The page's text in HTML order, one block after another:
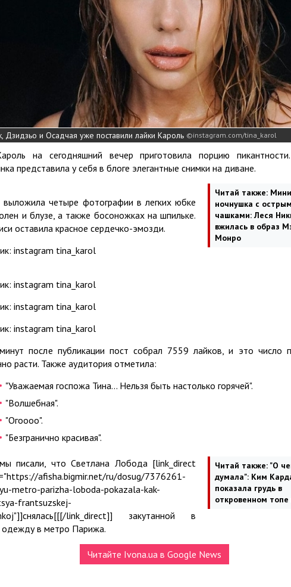
Дзидзьо и Осадчая уже поставили лайки Кароль instagram.com/tina_karol
на сегодняшний вечер приготовила порцию
представила у себя в блоге элегантные снимки на диване.
Читай также:
ночнушка с
чашками: Леся
вжилась в образ
Монро
выложила четыре фотографии в легких юбке
и блузе, а также босоножках на шпильке.
оставила красное сердечко-эмозди.
instagram tina_karol
instagram tina_karol
instagram tina_karol
instagram tina_karol
после публикации пост собрал 7559 лайков, и это число
расти. Также аудитория отметила:
"Уважаемая госпожа Тина... Нельзя быть настолько горячей".
"Волшебная".
"Огоооо".
"Безгранично красивая".
Читай также: "О
думала": Ким
показала грудь в
откровенном
писали, что Светлана Лобода [link_direct
afisha.bigmir.net/ru/dosug/7376261-
metro-parizha-loboda-pokazala-kak-
frantsuzskej-
link_direct]] закутанной в
одежду в метро Парижа.
Читайте Ivona.ua в Google News